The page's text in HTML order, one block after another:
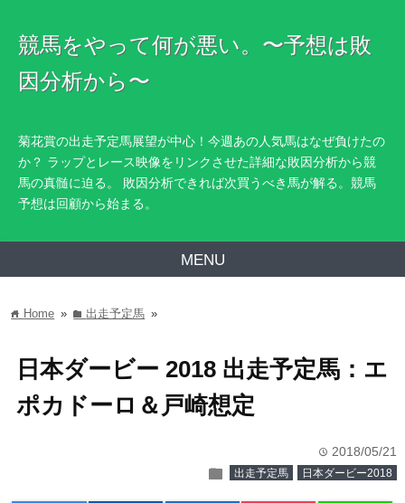
競馬をやって何が悪い。〜予想は敗
因分析から〜
菊花賞の出走予定馬展望が中心！今週あの人気馬はなぜ負けたの
か？ ラップとレース映像をリンクさせた詳細な敗因分析から競
馬の真髄に迫る。 敗因分析できれば次買うべき馬が解る。競馬
予想は回顧から始まる。
MENU
home Home » folder 出走予定馬 »
日本ダービー 2018 出走予定馬：エ
ポカドーロ＆戸崎想定
time 2018/05/21
folder 出走予定馬 日本ダービー2018